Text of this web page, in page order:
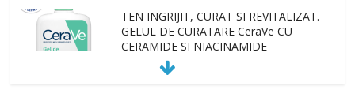
TEN INGRIJIT, CURAT SI REVITALIZAT.
GELUL DE CURATARE CeraVe CU
CERAMIDE SI NIACINAMIDE
January 23, 2026